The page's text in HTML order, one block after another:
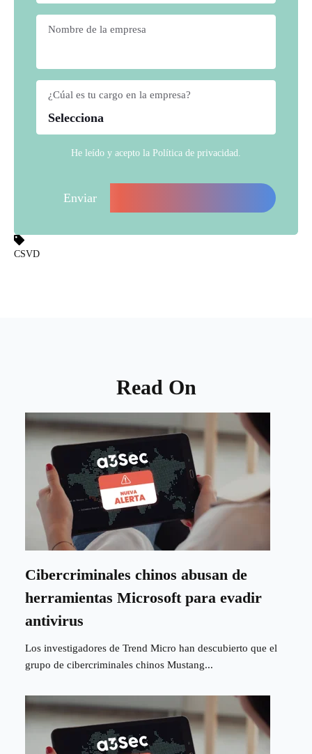
Nombre de la empresa
¿Cúal es tu cargo en la empresa?
He leído y acepto la Política de privacidad
CSVD
Read On
Cibercriminales chinos abusan de
herramientas Microsoft para evadir
antivirus
Los investigadores de Trend Micro han descubierto que el
grupo de cibercriminales chinos Mustang...